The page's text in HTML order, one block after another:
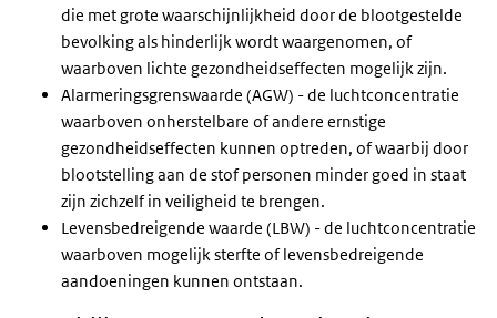
die met grote waarschijnlijkheid door de blootgestelde
bevolking als hinderlijk wordt waargenomen, of
waarboven lichte gezondheidseffecten mogelijk zijn.
Alarmeringsgrenswaarde (AGW) - de luchtconcentratie
waarboven onherstelbare of andere ernstige
gezondheidseffecten kunnen optreden, of waarbij door
blootstelling aan de stof personen minder goed in staat
zijn zichzelf in veiligheid te brengen.
Levensbedreigende waarde (LBW) - de luchtconcentratie
waarboven mogelijk sterfte of levensbedreigende
aandoeningen kunnen ontstaan.